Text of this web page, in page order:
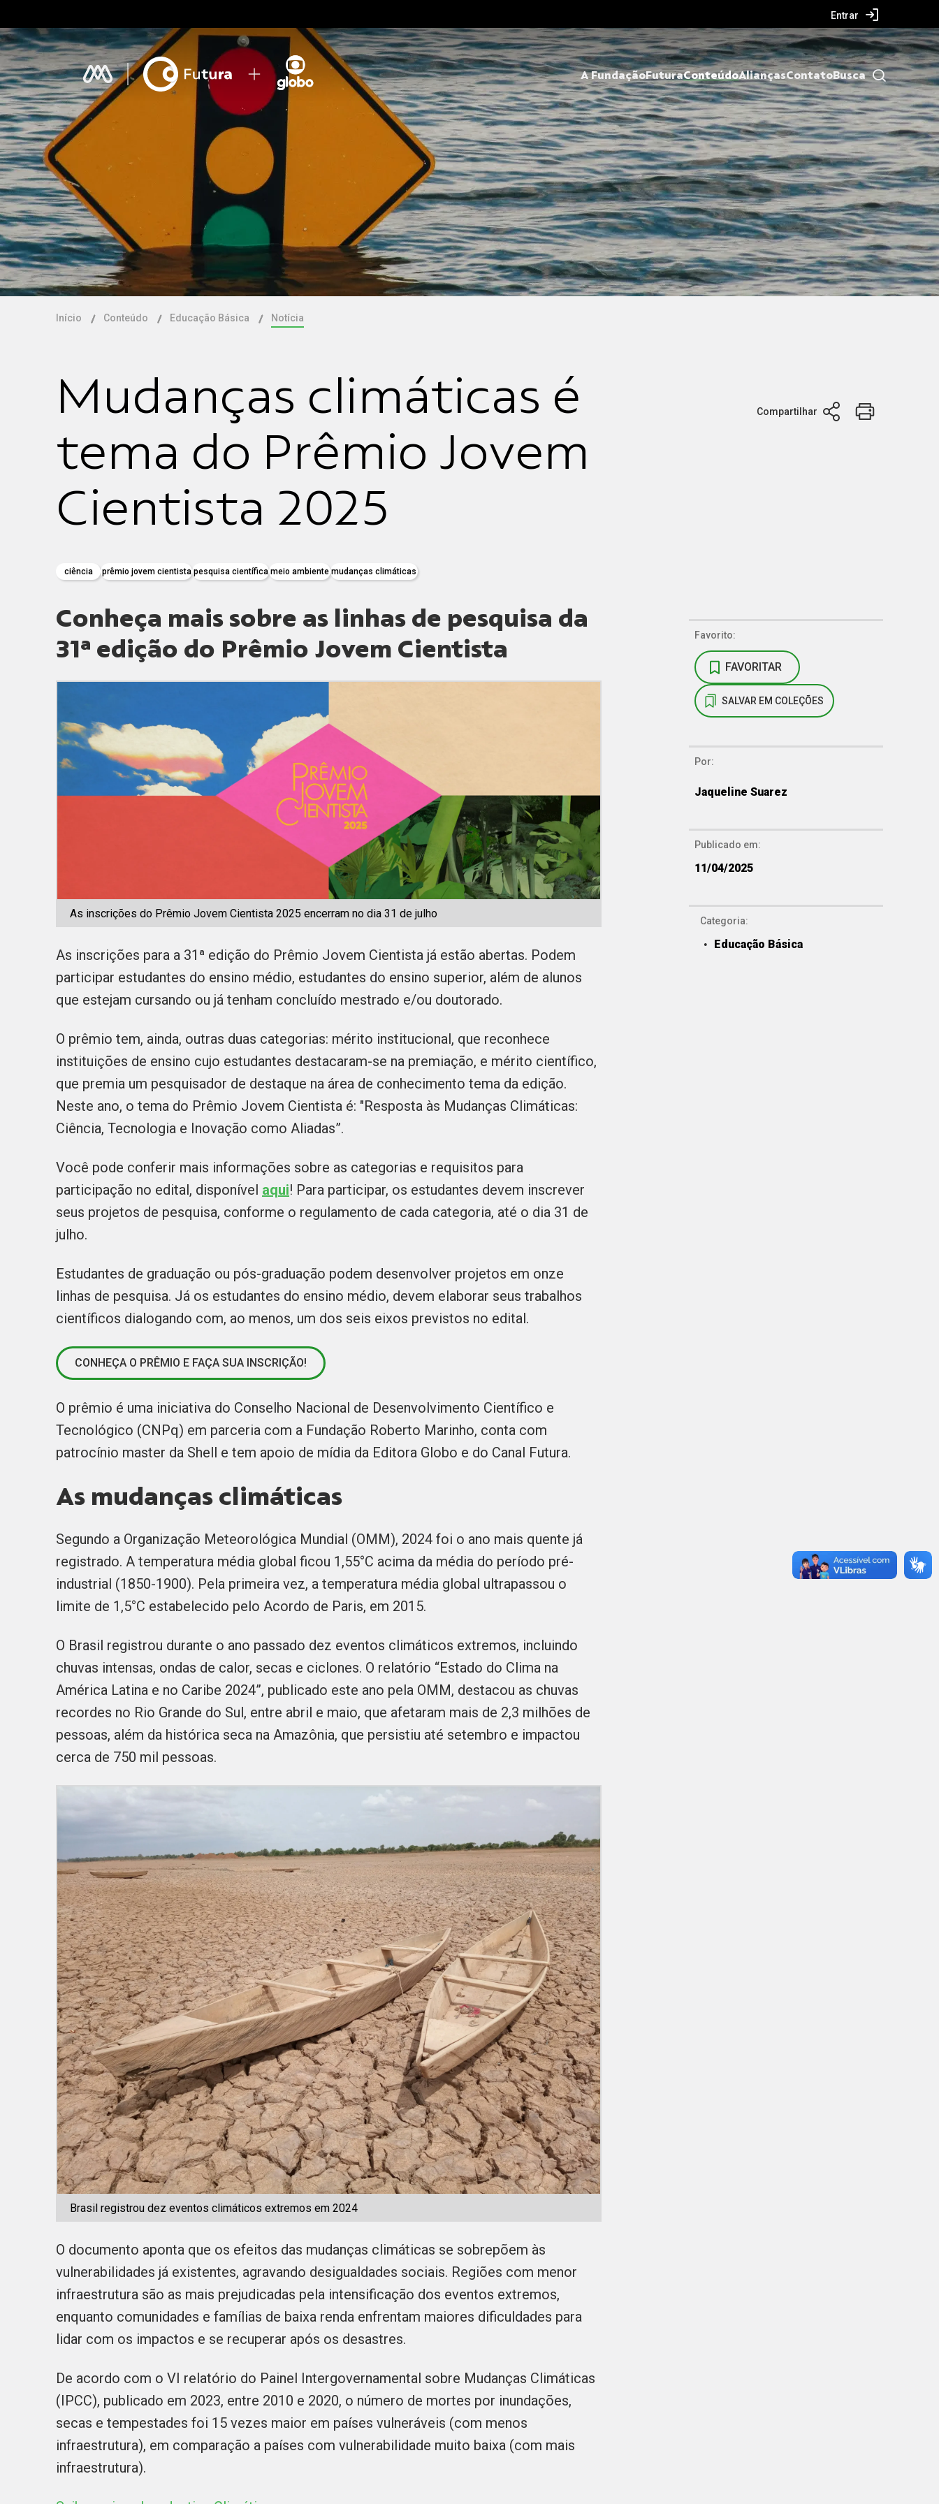
Entrar
A FundaçãoFuturaConteúdoAliançasContatoBusca
Início Conteúdo Educação Básica Notícia
Mudanças climáticas é
tema do Prêmio Jovem
Cientista 2025
ciência prêmio jovem cientista pesquisa científica meio ambiente mudanças climáticas
Compartilhar
Conheça mais sobre as linhas de pesquisa da
31ª edição do Prêmio Jovem Cientista
As inscrições do Prêmio Jovem Cientista 2025 encerram no dia 31 de julho
As inscrições para a 31ª edição do Prêmio Jovem Cientista já estão abertas. Podem
participar estudantes do ensino médio, estudantes do ensino superior, além de alunos
que estejam cursando ou já tenham concluído mestrado e/ou doutorado.
O prêmio tem, ainda, outras duas categorias: mérito institucional, que reconhece
instituições de ensino cujo estudantes destacaram-se na premiação, e mérito científico,
que premia um pesquisador de destaque na área de conhecimento tema da edição.
Neste ano, o tema do Prêmio Jovem Cientista é: "Resposta às Mudanças Climáticas:
Ciência, Tecnologia e Inovação como Aliadas”.
Você pode conferir mais informações sobre as categorias e requisitos para
participação no edital, disponível aqui! Para participar, os estudantes devem inscrever
seus projetos de pesquisa, conforme o regulamento de cada categoria, até o dia 31 de
julho.
Estudantes de graduação ou pós-graduação podem desenvolver projetos em onze
linhas de pesquisa. Já os estudantes do ensino médio, devem elaborar seus trabalhos
científicos dialogando com, ao menos, um dos seis eixos previstos no edital.
CONHEÇA O PRÊMIO E FAÇA SUA INSCRIÇÃO!
O prêmio é uma iniciativa do Conselho Nacional de Desenvolvimento Científico e
Tecnológico (CNPq) em parceria com a Fundação Roberto Marinho, conta com
patrocínio master da Shell e tem apoio de mídia da Editora Globo e do Canal Futura.
As mudanças climáticas
Segundo a Organização Meteorológica Mundial (OMM), 2024 foi o ano mais quente já
registrado. A temperatura média global ficou 1,55°C acima da média do período pré-
industrial (1850-1900). Pela primeira vez, a temperatura média global ultrapassou o
limite de 1,5°C estabelecido pelo Acordo de Paris, em 2015.
O Brasil registrou durante o ano passado dez eventos climáticos extremos, incluindo
chuvas intensas, ondas de calor, secas e ciclones. O relatório “Estado do Clima na
América Latina e no Caribe 2024”, publicado este ano pela OMM, destacou as chuvas
recordes no Rio Grande do Sul, entre abril e maio, que afetaram mais de 2,3 milhões de
pessoas, além da histórica seca na Amazônia, que persistiu até setembro e impactou
cerca de 750 mil pessoas.
Brasil registrou dez eventos climáticos extremos em 2024
O documento aponta que os efeitos das mudanças climáticas se sobrepõem às
vulnerabilidades já existentes, agravando desigualdades sociais. Regiões com menor
infraestrutura são as mais prejudicadas pela intensificação dos eventos extremos,
enquanto comunidades e famílias de baixa renda enfrentam maiores dificuldades para
lidar com os impactos e se recuperar após os desastres.
De acordo com o VI relatório do Painel Intergovernamental sobre Mudanças Climáticas
(IPCC), publicado em 2023, entre 2010 e 2020, o número de mortes por inundações,
secas e tempestades foi 15 vezes maior em países vulneráveis (com menos
infraestrutura), em comparação a países com vulnerabilidade muito baixa (com mais
infraestrutura).
Favorito:
FAVORITAR
SALVAR EM COLEÇÕES
Por:
Jaqueline Suarez
Publicado em:
11/04/2025
Categoria:
Educação Básica